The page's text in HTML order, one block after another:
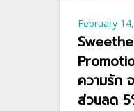
February
ความรัก
ส่วนลด